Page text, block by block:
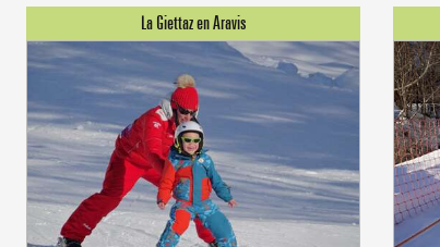
Lachat- 1650m
Val d Arly
sommet
- 2069m
Flumet- 1030m
Matin
14°
Après-midi
17°
Matin
17°
Après-midi
19°
Matin
14°
Après-midi
16°
Matin
17°
Après-midi
26°